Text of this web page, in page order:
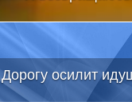
Дорогу осилит